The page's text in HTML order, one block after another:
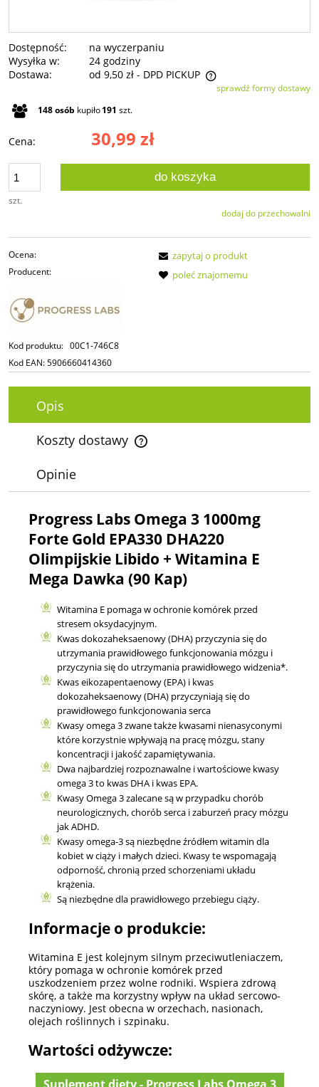
Dostępność:
na wyczerpaniu
Wysyłka w:
24 godziny
Dostawa:
od 9,50 zł - DPD PICKUP
Cena nie zawiera ewentualnych kosztów płatnościsprawdź formy dostawy
148osób kupiło191 szt.
Cena: 30,99 zł
szt.
do koszyka
dodaj do przechowalni
Ocena:
Producent:
Kod produktu: 00C1-746C8
Kod EAN:5906660414360
zapytaj o produkt
poleć znajomemu
Opis
Koszty dostawy
Cena nie zawiera ewentualnych kosztów płatności
Opinie
Progress Labs Omega 3 1000mg
Forte Gold EPA330 DHA220
Olimpijskie Libido + Witamina E
Mega Dawka (90 Kap)
Witamina E pomaga w ochronie komórek przed
stresem oksydacyjnym.
Kwas dokozaheksaenowy (DHA) przyczynia się do
utrzymania prawidłowego funkcjonowania mózgu i
przyczynia się do utrzymania prawidłowego widzenia*.
Kwas eikozapentaenowy (EPA) i kwas
dokozaheksaenowy (DHA) przyczyniają się do
prawidłowego funkcjonowania serca
Kwasy omega 3 zwane także kwasami nienasyconymi
które korzystnie wpływają na pracę mózgu, stany
koncentracji i jakość zapamiętywania.
Dwa najbardziej rozpoznawalne i wartościowe kwasy
omega 3 to kwas DHA i kwas EPA.
Kwasy Omega 3 zalecane są w przypadku chorób
neurologicznych, chorób serca i zaburzeń pracy mózgu
jak ADHD.
Kwasy omega-3 są niezbędne źródłem witamin dla
kobiet w ciąży i małych dzieci. Kwasy te wspomagają
odporność, chronią przed schorzeniami układu
krążenia.
Są niezbędne dla prawidłowego przebiegu ciąży.
Informacje o produkcie:
Witamina E jest kolejnym silnym przeciwutleniaczem,
który pomaga w ochronie komórek przed
uszkodzeniem przez wolne rodniki. Wspiera zdrową
skórę, a także ma korzystny wpływ na układ sercowo-
naczyniowy. Jest obecna w orzechach, nasionach,
olejach roślinnych i szpinaku.
Wartości odżywcze:
Suplement diety - Progress Labs Omega 3